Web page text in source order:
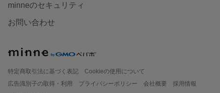
minneのセキュリティ
お問い合わせ
特定商取引法に基づく表記
Cookieの使用について
広告識別子の取得・利用
プライバシーポリシー 会社概要
採用情報